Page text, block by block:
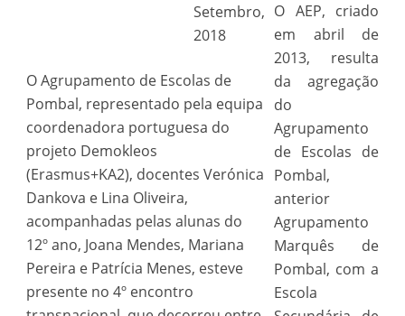
Setembro,
2018
O Agrupamento de Escolas de
Pombal, representado pela equipa
coordenadora portuguesa do
projeto Demokleos
(Erasmus+KA2), docentes Verónica
Dankova e Lina Oliveira,
acompanhadas pelas alunas do
12º ano, Joana Mendes, Mariana
Pereira e Patrícia Menes, esteve
presente no 4º encontro
O AEP, criado
em abril de
2013, resulta
da agregação
do
Agrupamento
de Escolas de
Pombal,
anterior
Agrupamento
Marquês de
Pombal, com a
Escola